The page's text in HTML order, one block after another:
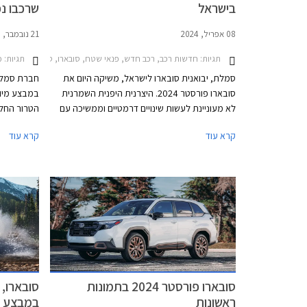
בישראל
08 אפריל, 2024
תגיות: חדשות רכב, רכב חדש, פנאי שטח, סובארו, סובארו פורסטר 2022-2024, סובארו פורסטר 2024-2026מחירון רכב
סמלת, יבואנית סובארו לישראל, משיקה היום את
סובארו פורסטר 2024. היצרנית היפנית השמרנית
לא מעוניינת לעשות שינויים דרמטיים וממשיכה עם
סובארו פורסטר החדש מבוסס על פלטפורמה
האבזור שופרה ומערכות הבטיחות שודרגו.
קרא עוד
שרכבו
21 נובמבר, 2023
תגיות:
חברת
במבצע
ברזל,
קרא עוד
סובארו פורסטר 2024 בתמונות
ראשונות
במבצע